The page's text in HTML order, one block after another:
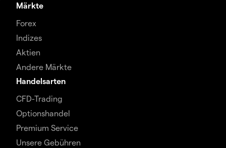
Märkte
Forex
Indizes
Aktien
Andere Märkte
Handelsarten
CFD-Trading
Optionshandel
Premium Service
Unsere Gebühren